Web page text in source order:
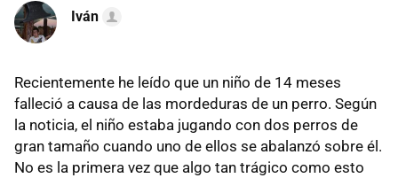
Iván
Recientemente he leído que un niño de 14 meses
falleció a causa de las mordeduras de un perro. Según
la noticia, el niño estaba jugando con dos perros de
gran tamaño cuando uno de ellos se abalanzó sobre él.
No es la primera vez que algo tan trágico como esto